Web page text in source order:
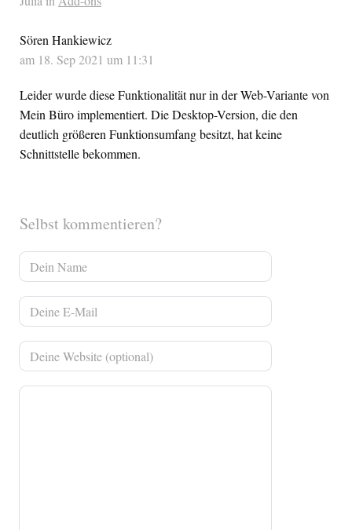
Sören Hankiewicz
am 18. Sep 2021 um 11:31
Leider wurde diese Funktionalität nur in der Web-Variante von
Mein Büro implementiert. Die Desktop-Version, die den
deutlich größeren Funktionsumfang besitzt, hat keine
Schnittstelle bekommen.
Selbst kommentieren?